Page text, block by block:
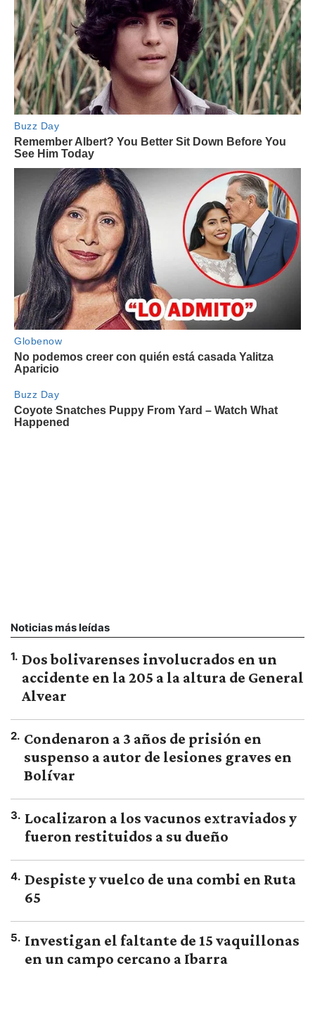
Noticias más leídas
1. Dos bolivarenses involucrados en un
accidente en la 205 a la altura de General
Alvear
2. Condenaron a 3 años de prisión en
suspenso a autor de lesiones graves en
Bolívar
3. Localizaron a los vacunos extraviados y
fueron restituidos a su dueño
4. Despiste y vuelco de una combi en Ruta
65
5. Investigan el faltante de 15 vaquillonas
en un campo cercano a Ibarra